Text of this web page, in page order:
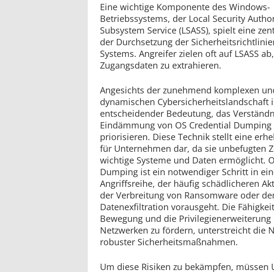
Eine wichtige Komponente des Windows-
Betriebssystems, der Local Security
Subsystem Service (LSASS), spielt eine
der Durchsetzung der
Systems. Angreifer zielen oft auf LSASS
Zugangsdaten zu extrahieren.
Angesichts der zunehmend komplexen
dynamischen Cybersicherheitslandschaft
entscheidender Bedeutung, das
Eindämmung von OS Credential Dumping
priorisieren. Diese Technik stellt eine
für Unternehmen dar, da sie unbefugten
wichtige Systeme und Daten ermöglicht.
Dumping ist ein notwendiger Schritt in
Angriffsreihe, der häufig schädlicheren
der Verbreitung von Ransomware oder
Datenexfiltration vorausgeht. Die
Bewegung und die Privilegienerweiterung
Netzwerken zu fördern, unterstreicht die
robuster Sicherheitsmaßnahmen.
Um diese Risiken zu bekämpfen, müssen